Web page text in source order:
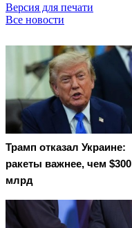
Версия для печати
Все новости
Трамп отказал Украине:
ракеты важнее, чем $300
млрд